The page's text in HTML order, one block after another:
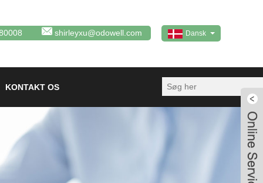
Dansk
shirleyxu@odowell.com
KONTAKT OS